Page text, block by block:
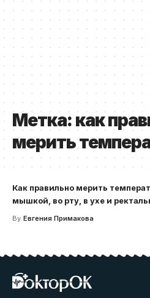
Метка: как
мерить
Как правильно мерить
мышкой, во рту, в ухе и
By Евгения Примакова